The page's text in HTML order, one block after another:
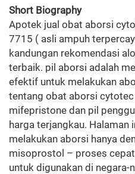
Short Biography
Apotek jual obat aborsi
7715 ( asli ampuh
kandungan rekomendasi
terbaik. pil aborsi adalah
efektif untuk melakukan
tentang obat aborsi
mifepristone dan pil
harga terjangkau. Halaman
melakukan aborsi hanya
misoprostol – proses
untuk digunakan di negara-